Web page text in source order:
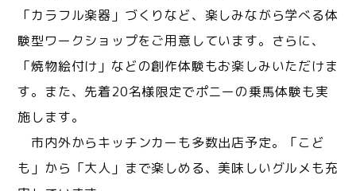
「カラフル楽器」づくりなど、楽しみながら学べる体
験型ワークショップをご用意しています。さらに、
「焼物絵付け」などの創作体験もお楽しみいただけま
す。また、先着20名様限定でポニーの乗馬体験も実
施します。
市内外からキッチンカーも多数出店予定。「こど
も」から「大人」まで楽しめる、美味しいグルメも充